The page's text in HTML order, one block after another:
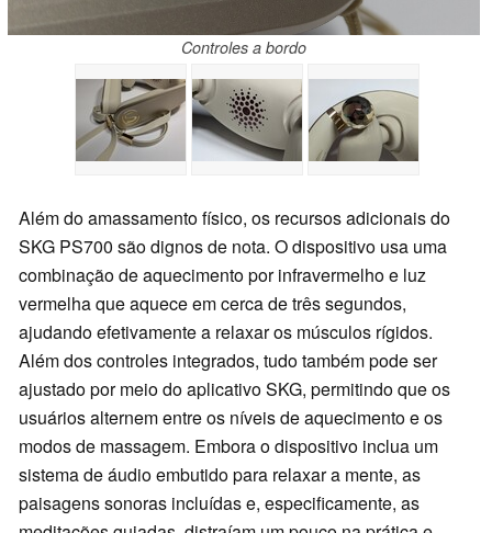
Controles a bordo
Além do amassamento físico, os recursos adicionais do
SKG PS700 são dignos de nota. O dispositivo usa uma
combinação de aquecimento por infravermelho e luz
vermelha que aquece em cerca de três segundos,
ajudando efetivamente a relaxar os músculos rígidos.
Além dos controles integrados, tudo também pode ser
ajustado por meio do aplicativo SKG, permitindo que os
usuários alternem entre os níveis de aquecimento e os
modos de massagem. Embora o dispositivo inclua um
sistema de áudio embutido para relaxar a mente, as
paisagens sonoras incluídas e, especificamente, as